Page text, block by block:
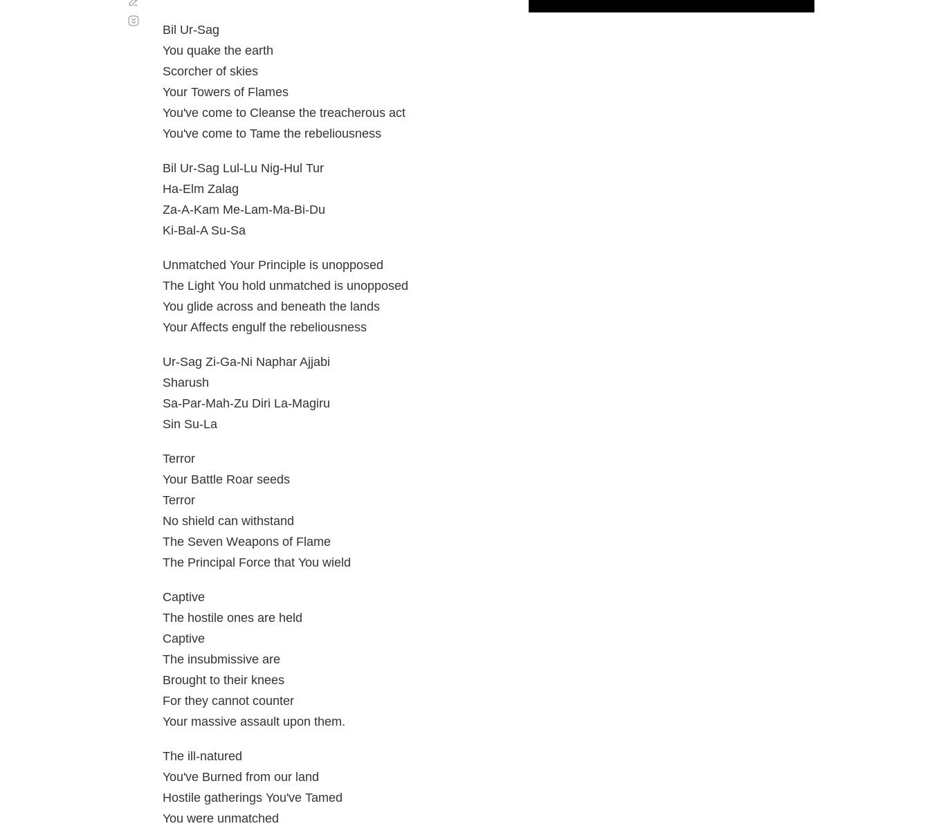
Bil Ur-Sag
You quake the earth
Scorcher of skies
Your Towers of Flames
You've come to Cleanse the treacherous act
You've come to Tame the rebeliousness
Bil Ur-Sag Lul-Lu Nig-Hul Tur
Ha-Elm Zalag
Za-A-Kam Me-Lam-Ma-Bi-Du
Ki-Bal-A Su-Sa
Unmatched Your Principle is unopposed
The Light You hold unmatched is unopposed
You glide across and beneath the lands
Your Affects engulf the rebeliousness
Ur-Sag Zi-Ga-Ni Naphar Ajjabi
Sharush
Sa-Par-Mah-Zu Diri La-Magiru
Sin Su-La
Terror
Your Battle Roar seeds
Terror
No shield can withstand
The Seven Weapons of Flame
The Principal Force that You wield
Captive
The hostile ones are held
Captive
The insubmissive are
Brought to their knees
For they cannot counter
Your massive assault upon them.
The ill-natured
You've Burned from our land
Hostile gatherings You've Tamed
You were unmatched
automático